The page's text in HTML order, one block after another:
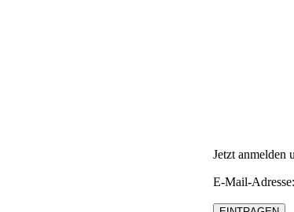
Jetzt anmelden
E-Mail-Adresse: